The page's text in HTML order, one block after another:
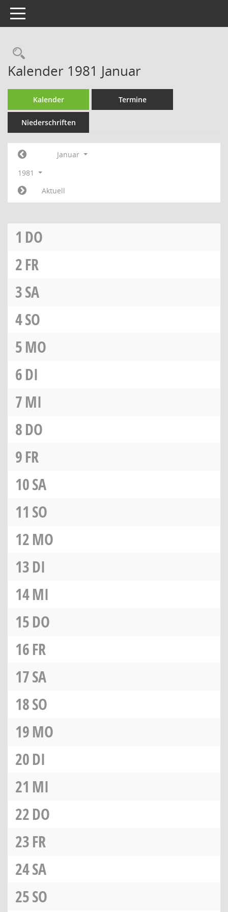
Toggle navigation
Rechercheauswahl
Kalender 1981 Januar
Kalender Termine
Niederschriften
Januar
1981
Aktuell
1 DO
2FR
3SA
4SO
5MO
6DI
7MI
8DO
9FR
10SA
11 SO
12MO
13DI
14MI
15DO
16FR
17SA
18SO
19MO
20DI
21 MI
22DO
23FR
24SA
25SO